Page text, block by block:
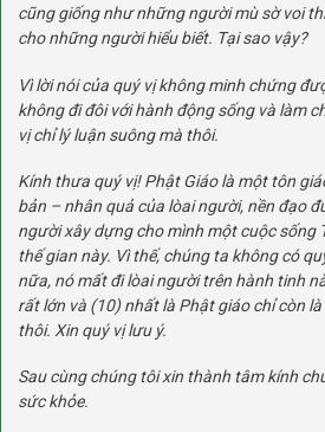
cũng giống như những người mù sờ voi
cho những người hiểu biết. Tại sao vậy?
Vì lời nói của quý vị không minh chứng
không đi đôi với hành động sống và làm
vị chỉ lý luận suông mà thôi.
Kính thưa quý vị! Phật Giáo là một tôn
bản – nhân quả của lòai người, nền đạo
người xây dựng cho mình một cuộc sống
thế gian này. Vì thế, chúng ta không có
nữa, nó mất đi lòai người trên hành tinh
rất lớn và (10)nhất là Phật giáo chỉ còn
thôi. Xin quý vị lưu ý.
Sau cùng chúng tôi xin thành tâm kính
sức khỏe.